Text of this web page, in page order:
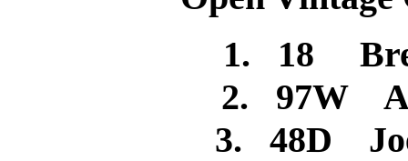
1. 18
2. 97W
3. 48D